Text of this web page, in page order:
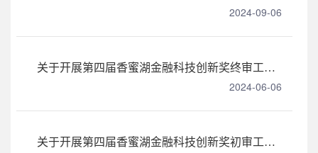
2024-09-06
关于开展第四届香蜜湖金融科技创新奖终审工作的通知
2024-06-06
关于开展第四届香蜜湖金融科技创新奖初审工作的通知